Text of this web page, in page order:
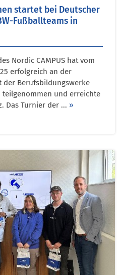
startet bei Deutscher
Fußballteams in
Nordic CAMPUS hat vom
erfolgreich an der
der Berufsbildungswerke
teilgenommen und erreichte
Das Turnier der ... »